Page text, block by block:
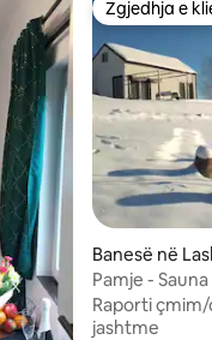
Zgjedhja e
Zgjedhja e
Banesë në
Pamje -
në çmimin e
Raporti çmim/
jashtme